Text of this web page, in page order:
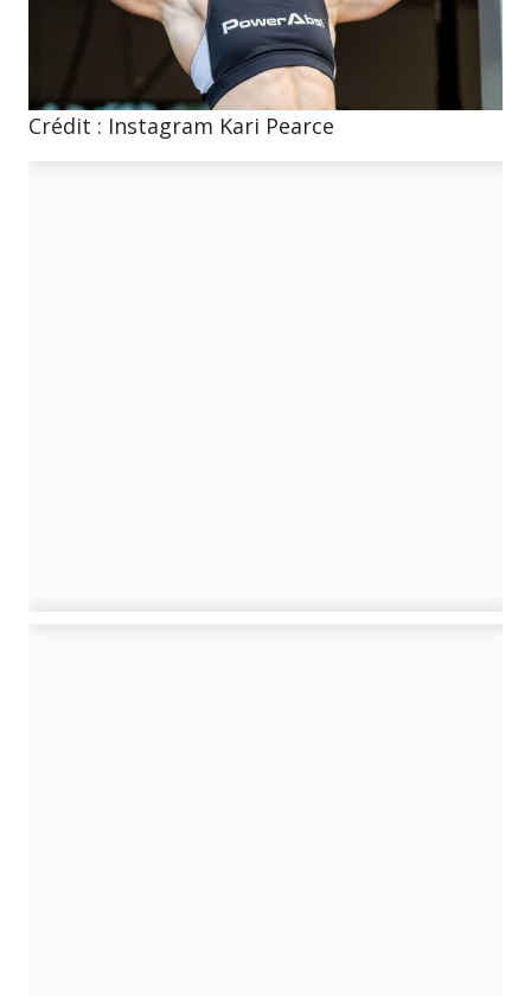
Crédit : Instagram Kari Pearce